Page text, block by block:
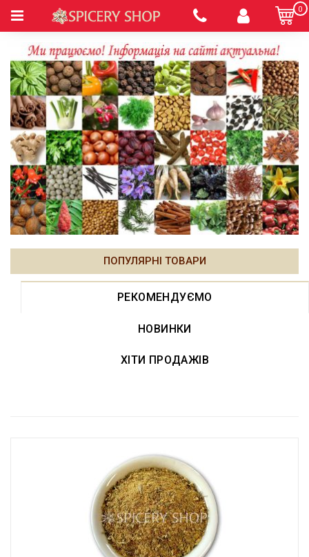
0
ПОПУЛЯРНІ ТОВАРИ
РЕКОМЕНДУЄМО
НОВИНКИ
ХІТИ ПРОДАЖІВ